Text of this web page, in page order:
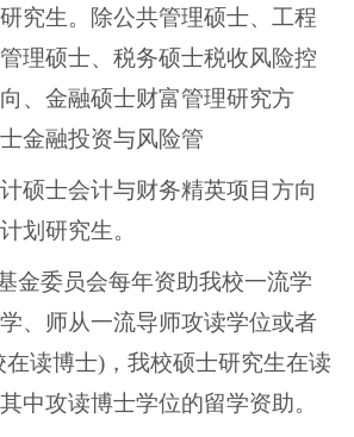
究生。除公共管理硕士、工程
理硕士、税务硕士税收风险控
、金融硕士财富管理研究方
金融投资与风险管
士会计与财务精英项目方向
划研究生。
委员会每年资助我校一流学
、师从一流导师攻读学位或者
读博士)，我校硕士研究生在读
中攻读博士学位的留学资助。